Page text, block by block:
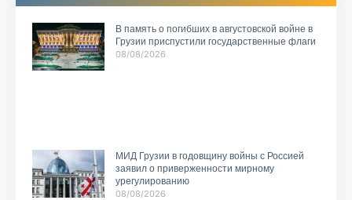
В память о погибших в августовской войне в
Грузии приспустили государственные флаги
08/08/2026
МИД Грузии в годовщину войны с Россией
заявил о приверженности мирному
урегулированию
08/08/2026